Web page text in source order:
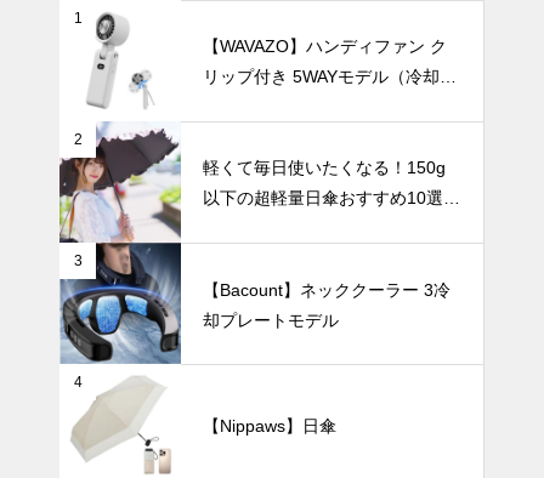
雨兼用・フェ
ミニン・形状
記憶・自動開
閉・超軽量・
メンズ・くす
みカラーま
で、人気の日
傘を徹底比較
バッテリー容
量で選ぶ！携
帯扇風機・腰
掛けファンお
すすめランキ
ングTOP10
【2026年最
UV・雨対策
UV対策も華
やかに楽しも
う！フェミニ
ンで上品な日
傘おすすめ4
UV・雨対策
1
【WAVAZO】ハンディファン ク
リップ付き 5WAYモデル（冷却プ
2
軽くて毎日使いたくなる！150g
以下の超軽量日傘おすすめ10選
3
【Bacount】ネッククーラー 3冷
却プレートモデル
4
【Nippaws】日傘